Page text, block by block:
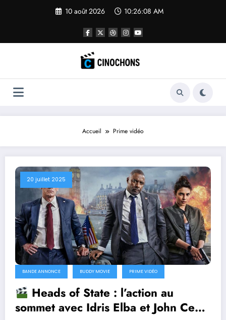
10 août 2026 10:26:09 AM
Accueil Prime vidéo
20 juillet 2025
BANDE ANNONCE BUDDY MOVIE PRIME VIDÉO
Heads of State : l’action au
sommet avec Idris Elba et John Cena